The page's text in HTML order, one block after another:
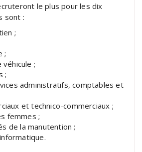
le plus pour les dix
sont :
;
;
;
;
administratifs, comptables et
et technico-commerciaux ;
femmes ;
de la manutention ;